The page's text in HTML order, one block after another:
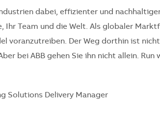
dabei, effizienter und
Ihr Team und die Welt. Als globaler
voranzutreiben. Der Weg dorthin ist
bei ABB gehen Sie ihn nicht allein. Run
Solutions Delivery Manager